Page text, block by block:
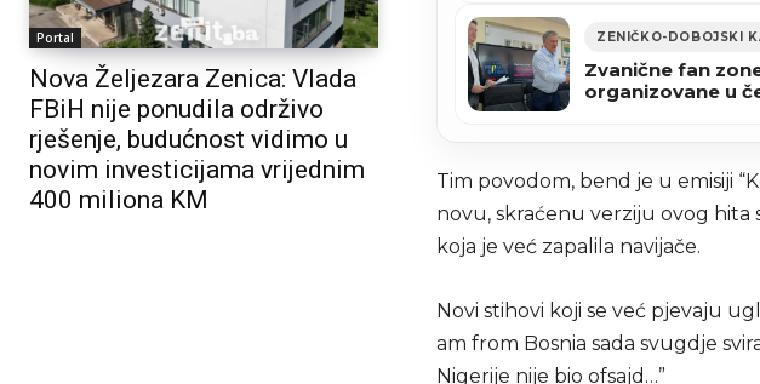
Portal
Nova Željezara Zenica: Vlada
FBiH nije ponudila održivo
rješenje, budućnost vidimo u
novim investicijama vrijednim
400 miliona KM
ZENIČKO-DOBOJSKI
Zvanične fan
organizovane u
Tim povodom, bend je u emisiji
novu, skraćenu verziju ovog hita
koja je već zapalila navijače.
Novi stihovi koji se već pjevaju
am from Bosnia sada svugdje
Nigerije nije bio ofsajd…”